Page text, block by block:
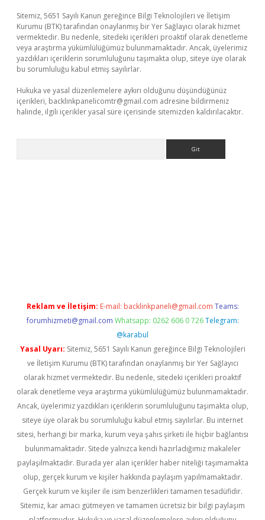
Sitemiz, 5651 Sayılı Kanun gereğince Bilgi Teknolojileri ve İletişim
Kurumu (BTK) tarafından onaylanmış bir Yer Sağlayıcı olarak hizmet
vermektedir. Bu nedenle, sitedeki içerikleri proaktif olarak denetleme
veya araştırma yükümlülüğümüz bulunmamaktadır. Ancak, üyelerimiz
yazdıkları içeriklerin sorumluluğunu taşımakta olup, siteye üye olarak
bu sorumluluğu kabul etmiş sayılırlar.
Hukuka ve yasal düzenlemelere aykırı olduğunu düşündüğünüz
içerikleri, backlinkpanelicomtr@gmail.com adresine bildirmeniz
halinde, ilgili içerikler yasal süre içerisinde sitemizden kaldırılacaktır.
Reklam ve İletişim: E-mail: backlinkpaneli@gmail.com Teams:
forumhizmeti@gmail.com Whatsapp: 0262 606 0 726 Telegram:
@karabul
Yasal Uyarı: Sitemiz, 5651 Sayılı Kanun gereğince Bilgi Teknolojileri
ve İletişim Kurumu (BTK) tarafından onaylanmış bir Yer Sağlayıcı
olarak hizmet vermektedir. Bu nedenle, sitedeki içerikleri proaktif
olarak denetleme veya araştırma yükümlülüğümüz bulunmamaktadır.
Ancak, üyelerimiz yazdıkları içeriklerin sorumluluğunu taşımakta olup,
siteye üye olarak bu sorumluluğu kabul etmiş sayılırlar. Bu internet
sitesi, herhangi bir marka, kurum veya şahıs şirketi ile hiçbir bağlantısı
bulunmamaktadır. Sitede yalnızca kendi hazırladığımız makaleler
paylaşılmaktadır. Burada yer alan içerikler haber niteliği taşımamakta
olup, gerçek kurum ve kişiler hakkında paylaşım yapılmamaktadır.
Gerçek kurum ve kişiler ile isim benzerlikleri tamamen tesadüfidir.
Sitemiz, kar amacı gütmeyen ve tamamen ücretsiz bir bilgi paylaşım